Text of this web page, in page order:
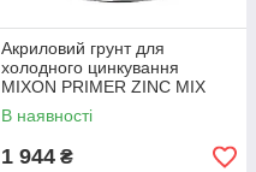
Акриловий грунт для
холодного цинкування
MIXON PRIMER ZINC MIX
988 4кг
В наявності
1 944 ₴